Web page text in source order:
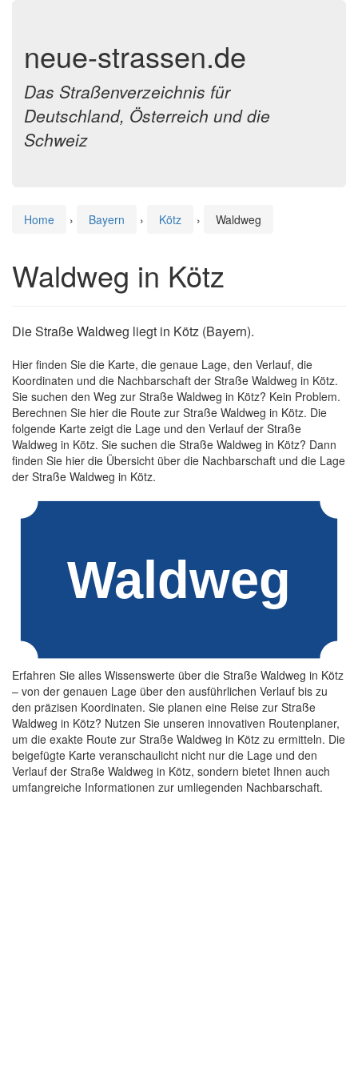
neue-strassen.de
Das Straßenverzeichnis für
Deutschland, Österreich und die
Schweiz
Home › Bayern › Kötz › Waldweg
Waldweg in Kötz
Die Straße Waldweg liegt in Kötz (Bayern).
Hier finden Sie die Karte, die genaue Lage, den Verlauf, die
Koordinaten und die Nachbarschaft der Straße Waldweg in Kötz.
Sie suchen den Weg zur Straße Waldweg in Kötz? Kein Problem.
Berechnen Sie hier die Route zur Straße Waldweg in Kötz. Die
folgende Karte zeigt die Lage und den Verlauf der Straße
Waldweg in Kötz. Sie suchen die Straße Waldweg in Kötz? Dann
finden Sie hier die Übersicht über die Nachbarschaft und die Lage
der Straße Waldweg in Kötz.
Erfahren Sie alles Wissenswerte über die Straße Waldweg in Kötz
– von der genauen Lage über den ausführlichen Verlauf bis zu
den präzisen Koordinaten. Sie planen eine Reise zur Straße
Waldweg in Kötz? Nutzen Sie unseren innovativen Routenplaner,
um die exakte Route zur Straße Waldweg in Kötz zu ermitteln. Die
beigefügte Karte veranschaulicht nicht nur die Lage und den
Verlauf der Straße Waldweg in Kötz, sondern bietet Ihnen auch
umfangreiche Informationen zur umliegenden Nachbarschaft.